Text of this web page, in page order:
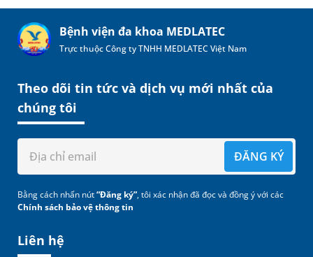
Bệnh viện đa khoa MEDLATEC
Trực thuộc Công ty TNHH MEDLATEC Việt Nam
Liên hệ
Theo dõi tin tức và dịch vụ mới nhất của
chúng tôi
ĐĂNG KÝ
Bằng cách nhấn nút“Đăng ký”, tôi xác nhận đã đọc và đồng ý với các
Chính sách bảo vệ thông tin